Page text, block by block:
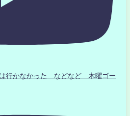
行かなかった などなど 木曜ゴー